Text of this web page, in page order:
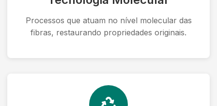
Processos que atuam no nível molecular das
fibras, restaurando propriedades originais.